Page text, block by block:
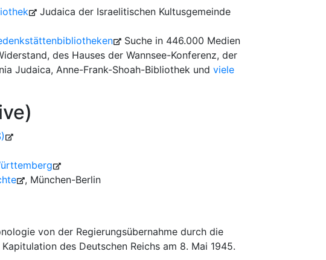
Judaica der Israelitischen Kultusgemeinde
Suche in 446.000 Medien
des Hauses der Wannsee-Konferenz, der
Judaica, Anne-Frank-Shoah-Bibliothek und viele
, München-Berlin
von der Regierungsübernahme durch die
des Deutschen Reichs am 8. Mai 1945.